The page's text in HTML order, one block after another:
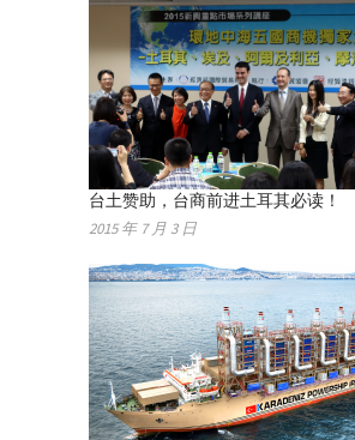
台土赞助，台商前进土耳其必读！
2015 年 7 月 3 日